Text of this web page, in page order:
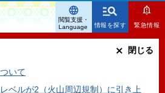
情報を探す 緊急情報
いて
ベルが2（火山周辺規制）に引き上
閉じる
閲覧支援・
Language